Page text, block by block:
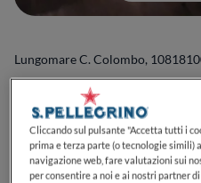
Lungomare C. Colombo, 108
Apre
PREZZO
Cliccando sul pulsante "Accetta tutti i
prima e terza parte (o tecnologie simili)
navigazione web, fare valutazioni sui
per consentire a noi e ai nostri partner